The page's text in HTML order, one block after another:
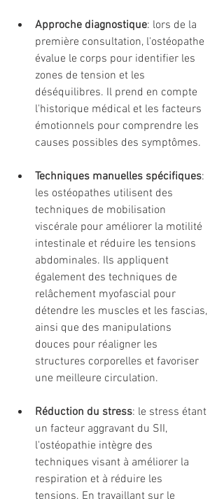
Approche diagnostique: lors de la
première consultation, l'ostéopathe
évalue le corps pour identifier les
zones de tension et les
déséquilibres. Il prend en compte
l'historique médical et les facteurs
émotionnels pour comprendre les
causes possibles des symptômes.
Techniques manuelles spécifiques:
les ostéopathes utilisent des
techniques de mobilisation
viscérale pour améliorer la motilité
intestinale et réduire les tensions
abdominales. Ils appliquent
également des techniques de
relâchement myofascial pour
détendre les muscles et les fascias,
ainsi que des manipulations
douces pour réaligner les
structures corporelles et favoriser
une meilleure circulation.
Réduction du stress: le stress étant
un facteur aggravant du SII,
l'ostéopathie intègre des
techniques visant à améliorer la
respiration et à réduire les